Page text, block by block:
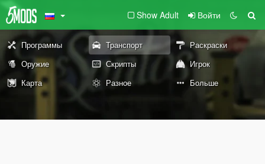
Show Adult Войти
Программы Транспорт
Раскраски
Оружие
Скрипты
Игрок
Карта
Разное Больше